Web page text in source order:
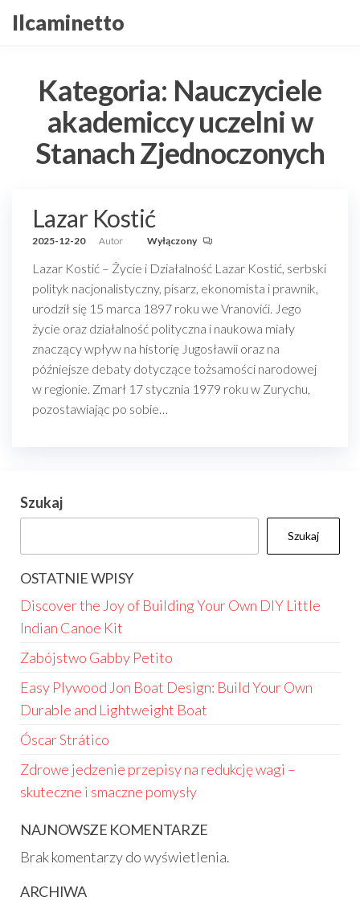
Przejdź
doIlcaminetto
Kategoria: Nauczyciele
akademiccy uczelni w
Stanach Zjednoczonych
Lazar Kostić
2025-12-20 Autor Wyłączony
Lazar Kostić – Życie i Działalność Lazar Kostić, serbski
polityk nacjonalistyczny, pisarz, ekonomista i prawnik,
urodził się 15 marca 1897 roku we Vranovići. Jego
życie oraz działalność polityczna i naukowa miały
znaczący wpływ na historię Jugosławii oraz na
późniejsze debaty dotyczące tożsamości narodowej
w regionie. Zmarł 17 stycznia 1979 roku w Zurychu,
pozostawiając po sobie…
Szukaj
Szukaj
OSTATNIE WPISY
Discover the Joy of Building Your Own DIY Little
Indian Canoe Kit
Zabójstwo Gabby Petito
Easy Plywood Jon Boat Design: Build Your Own
Durable and Lightweight Boat
Óscar Strático
Zdrowe jedzenie przepisy na redukcję wagi –
skuteczne i smaczne pomysły
NAJNOWSZE KOMENTARZE
Brak komentarzy do wyświetlenia.
ARCHIWA